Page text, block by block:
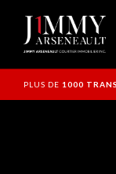
PLUS DE 1000